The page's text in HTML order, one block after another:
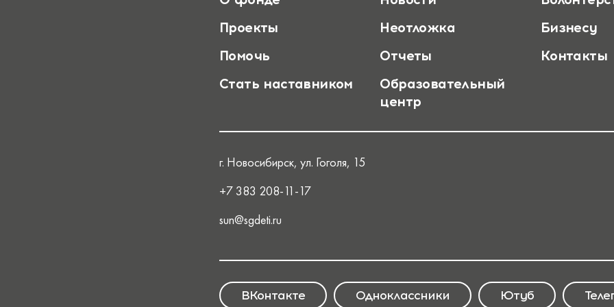
Проекты
Неотложка
Бизнесу
Помочь
Отчеты
Контакты
Стать наставником
Образовательный
центр
г. Новосибирск, ул. Гоголя, 15
+7 383 208-11-17
sun@sgdeti.ru
ВКонтакте Одноклассники Ютуб